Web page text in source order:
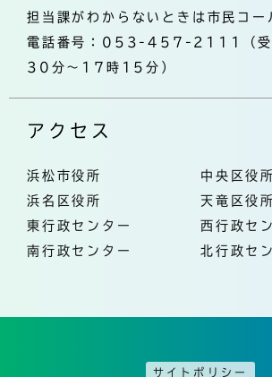
担当課がわからないときは市民コ
電話番号：053-457-2111（受
30分～17時15分）
アクセス
浜松市役所
中央区役所
浜名区役所
天竜区役所
東行政センター
西行政セ
南行政センター
北行政セ
サイトポリシー